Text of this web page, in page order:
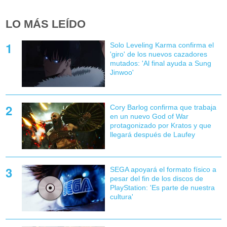
LO MÁS LEÍDO
Solo Leveling Karma confirma el
'giro' de los nuevos cazadores
mutados: 'Al final ayuda a Sung
Jinwoo'
Cory Barlog confirma que trabaja
en un nuevo God of War
protagonizado por Kratos y que
llegará después de Laufey
SEGA apoyará el formato físico a
pesar del fin de los discos de
PlayStation: 'Es parte de nuestra
cultura'